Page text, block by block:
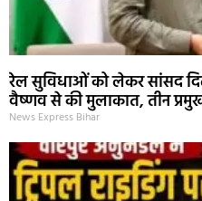
रेल सुविधाओं को लेकर सांसद
वैष्णव से की मुलाकात, तीन
News Express Bihar